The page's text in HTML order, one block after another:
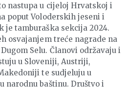
nastupa u cijeloj Hrvatskoj i
poput Voloderskih jeseni i
je tamburaška sekcija 2024.
osvajanjem treće nagrade na
Selu. Članovi održavaju i
u Sloveniji, Austriji,
te sudjeluju u
narodnu baštinu. Društvo i